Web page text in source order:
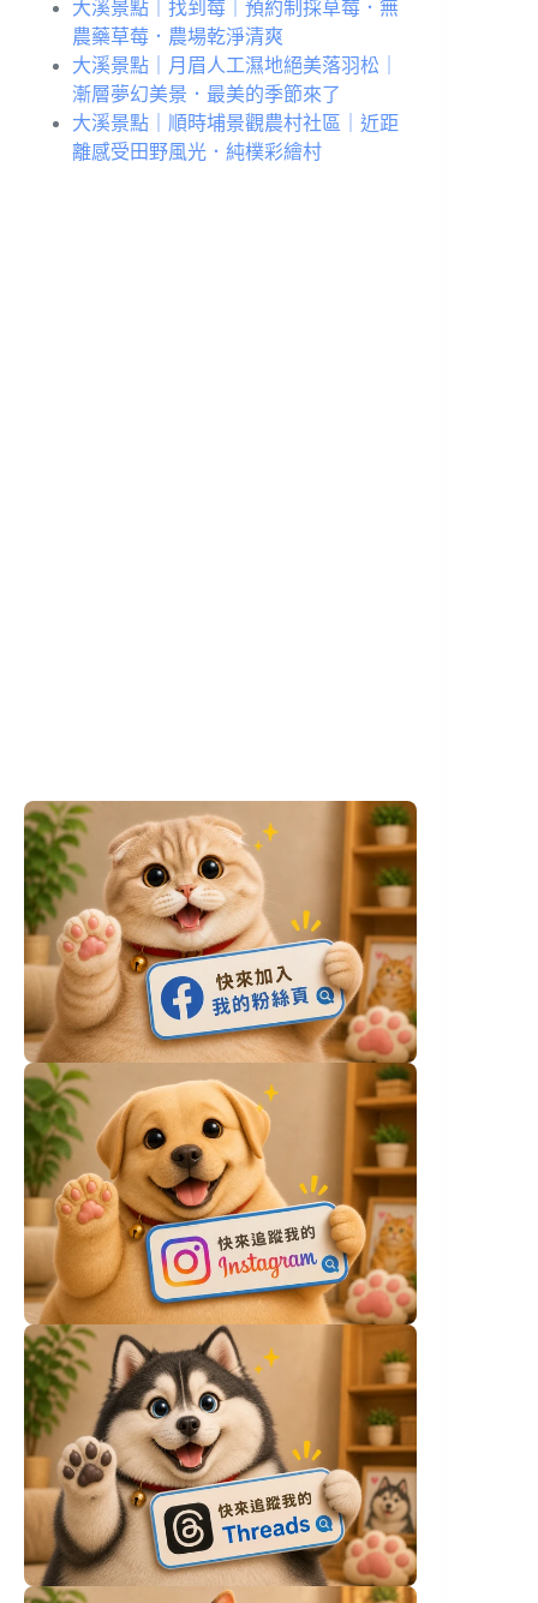
大溪景點｜找到莓｜預約制採草莓．無
農藥草莓．農場乾淨清爽
大溪景點｜月眉人工濕地絕美落羽松｜
漸層夢幻美景．最美的季節來了
大溪景點｜順時埔景觀農村社區｜近距
離感受田野風光．純樸彩繪村